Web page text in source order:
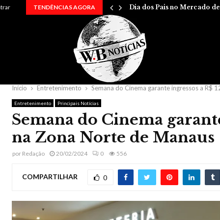
TENDÊNCIAS AGORA Dia dos Pais no Mercado
Início Entretenimento Semana do Cinema garante ingressos a R$
Entretenimento Principais Notícias
Semana do Cinema
na Zona Norte de Manaus
por Redação 20/02/2024 0 556
COMPARTILHAR 0